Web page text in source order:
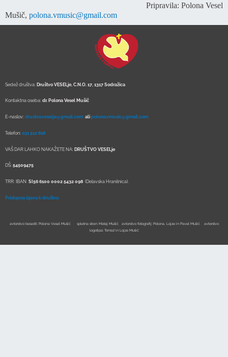
Pripravila: Polona Vesel
Mušič, polona.vmusic@gmail.com
Sedež društva: Društvo VESELje, C.N.O. 17, 1317 Sodražica
Kontaktna oseba: dr. Polona Vesel Mušič
E-naslov: drustvo.veselje@gmail.com ali polona.vmusic@gmail.com
Telefon: o31 512 818
VAŠ DAR LAHKO NAKAŽETE NA: DRUŠTVO VESELje
DŠ: 54509475
TRR: IBAN SI56 6100 0002 5432 098 (Delavska Hranilnica).
Pristopna izjava k društvu
avtorstvo besedil: Polona Vesel Mušič spletna stran: Matej Mušič avtorstvo fotografij: Polona, Lojze in Pavel Mušič avtorstvo
logotipa: Tomaž in Lojze Mušič